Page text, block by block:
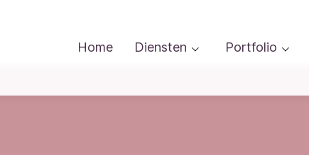
Home Diensten Portfolio